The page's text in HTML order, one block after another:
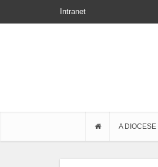
Intranet
A DIOCESE